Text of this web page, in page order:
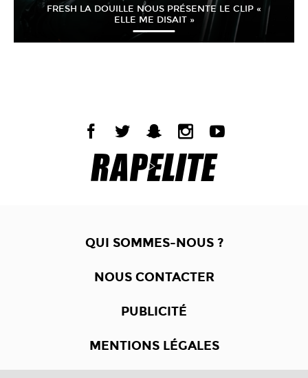
FRESH LA DOUILLE NOUS PRÉSENTE LE CLIP «
ELLE ME DISAIT »
QUI SOMMES-NOUS ?
NOUS CONTACTER
PUBLICITÉ
MENTIONS LÉGALES